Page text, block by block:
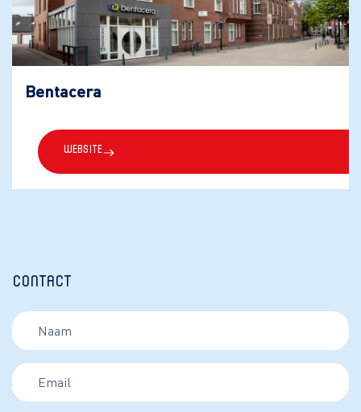
Bentacera
Website
Contact
Naam
Email